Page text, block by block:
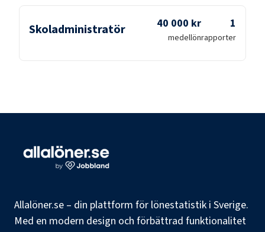
Skoladministratör 40 000 kr
medellön
1
rapporter
Allalöner.se – din plattform för lönestatistik i Sverige.
Med en modern design och förbättrad funktionalitet